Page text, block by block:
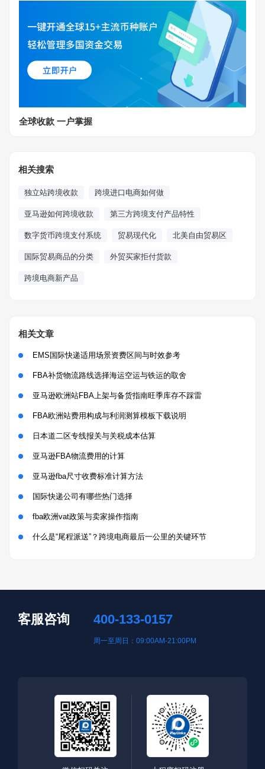
全球收款 一户掌握
相关搜索
独立站跨境收款 跨境进口电商如何做
亚马逊如何跨境收款 第三方跨境支付产品特性
数字货币跨境支付系统 贸易现代化 北美自由贸易区
国际贸易商品的分类 外贸买家拒付货款
跨境电商新产品
相关文章
EMS国际快递适用场景资费区间与时效参考
FBA补货物流路线选择海运空运与铁运的取舍
亚马逊欧洲站FBA上架与备货指南旺季库存不踩雷
FBA欧洲站费用构成与利润测算模板下载说明
日本道二区专线报关与关税成本估算
亚马逊FBA物流费用的计算
亚马逊fba尺寸收费标准计算方法
国际快递公司有哪些热门选择
fba欧洲vat政策与卖家操作指南
什么是“尾程派送”？跨境电商最后一公里的关键环节
客服咨询 400-133-0157
周一至周日：09:00AM-21:00PM